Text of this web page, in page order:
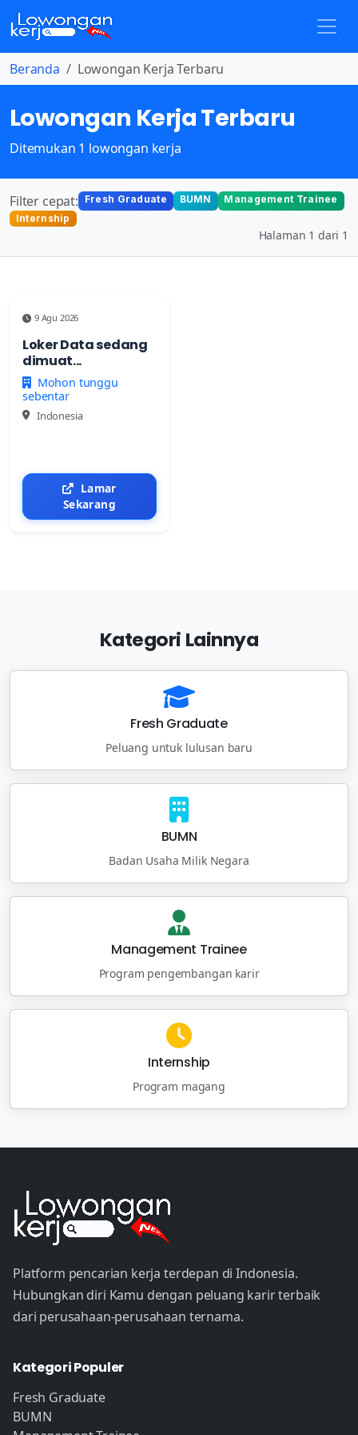
Beranda Lowongan Kerja Terbaru
Lowongan Kerja Terbaru
Ditemukan 1 lowongan kerja
Filter cepat: Fresh Graduate BUMN
Management Trainee
Internship
Halaman 1 dari 1
9 Agu 2026
Loker Data sedang
dimuat...
Mohon tunggu
sebentar
Indonesia
Lamar
Sekarang
Kategori Lainnya
Fresh Graduate
Peluang untuk lulusan baru
BUMN
Badan Usaha Milik Negara
Management Trainee
Program pengembangan karir
Internship
Program magang
Platform pencarian kerja terdepan di Indonesia.
Hubungkan diri Kamu dengan peluang karir terbaik
dari perusahaan-perusahaan ternama.
Kategori Populer
Fresh Graduate
BUMN